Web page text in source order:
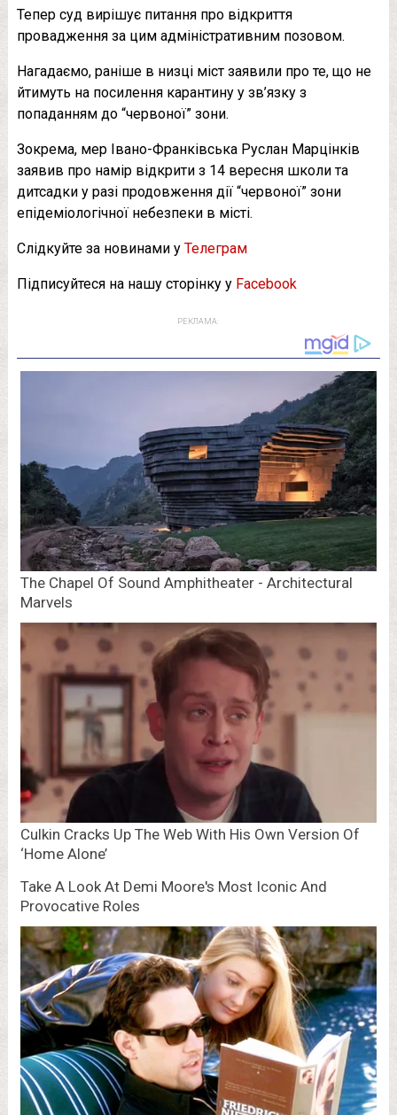
Тепер суд вирішує питання про відкриття
провадження за цим адміністративним позовом.
Нагадаємо, раніше в низці міст заявили про те, що не
йтимуть на посилення карантину у зв’язку з
попаданням до “червоної” зони.
Зокрема, мер Івано-Франківська Руслан Марцінків
заявив про намір відкрити з 14 вересня школи та
дитсадки у разі продовження дії “червоної” зони
епідеміологічної небезпеки в місті.
Слідкуйте за новинами у Телеграм
Підписуйтеся на нашу сторінку у Facebook
РЕКЛАМА: